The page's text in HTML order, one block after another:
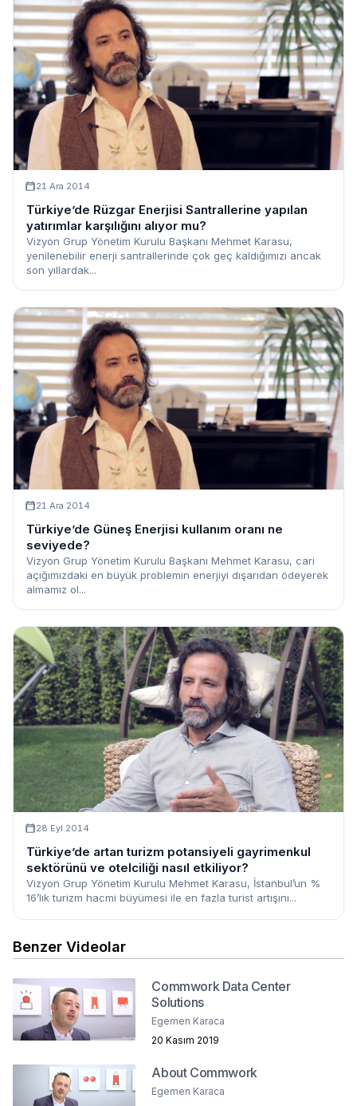
21 Ara 2014
Türkiye’de Rüzgar Enerjisi Santrallerine yapılan
yatırımlar karşılığını alıyor mu?
Vizyon Grup Yönetim Kurulu Başkanı Mehmet Karasu,
yenilenebilir enerji santrallerinde çok geç kaldığımızı ancak
son yıllardak...
21 Ara 2014
Türkiye’de Güneş Enerjisi kullanım oranı ne
seviyede?
Vizyon Grup Yönetim Kurulu Başkanı Mehmet Karasu, cari
açığımızdaki en büyük problemin enerjiyi dışarıdan ödeyerek
almamız ol...
28 Eyl 2014
Türkiye’de artan turizm potansiyeli gayrimenkul
sektörünü ve otelciliği nasıl etkiliyor?
Vizyon Grup Yönetim Kurulu Mehmet Karasu, İstanbul’un %
16’lık turizm hacmi büyümesi ile en fazla turist artışını...
Benzer Videolar
Commwork Data Center
Solutions
Egemen Karaca
20 Kasım 2019
About Commwork
Egemen Karaca